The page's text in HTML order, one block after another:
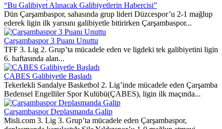
“Bu Galibiyet Alınacak Galibiyetlerin Habercisi”
Dün Çarşambaspor, sahasında grup lideri Düzcespor’u 2-1 mağlup
ederek ligin ilk yarısını galibiyetle bitirirken Çarşambaspor...
Çarşambaspor 3 Puanı Unuttu
TFF 3. Lig 2. Grup’ta mücadele eden ve ligdeki tek galibiyetini ligin
6. haftasında alan...
ÇABES Galibiyetle Başladı
Tekerlekli Sandalye Basketbol 2. Lig’inde mücadele eden Çarşamba
Bedensel Engelliler Spor Kulübü(ÇABES), ligin ilk maçında...
Çarşambaspor Deplasmanda Galip
Misli.com 3. Lig 3. Grup’ta mücadele eden Çarşambaspor,